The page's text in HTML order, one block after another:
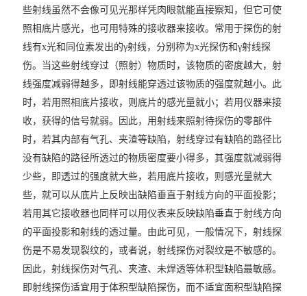
些射线虽然不会像可见光那样凭肉眼就能直接察知，但它可使
照相底片感光，也可用特殊的接收器来接收。常用于探伤的射
线有x光和同位素发出的γ射线，分别称为x光探伤和γ射线探
伤。当这些射线穿过（照射）物质时，该物质的密度越大，射
线强度减弱得越多，即射线能穿透过该物质的强度就越小。此
时，若用照相底片接收，则底片的感光量就小；若用仪器来接
收，获得的信号就弱。因此，用射线来照射待探伤的零部件
时，若其内部有气孔、夹渣等缺陷，射线穿过有缺陷的路径比
没有缺陷的路径所透过的物质密度要小得多，其强度就减弱得
少些，即透过的强度就大些，若用底片接收，则感光量就大
些，就可以从底片上反映出缺陷垂直于射线方向的平面投影；
若用其它接收器也同样可以用仪表来反映缺陷垂直于射线方向
的平面投影和射线的透过量。由此可见，一般情况下，射线探
伤是不易发现裂纹的，或者说，射线探伤对裂纹是不敏感的。
因此，射线探伤对气孔、夹渣、未焊透等体积型缺陷最敏感。
即射线探伤适宜用于体积型缺陷探伤，而不适宜面积型缺陷探